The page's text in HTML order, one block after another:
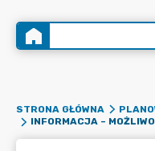
STRONA GŁÓWNA